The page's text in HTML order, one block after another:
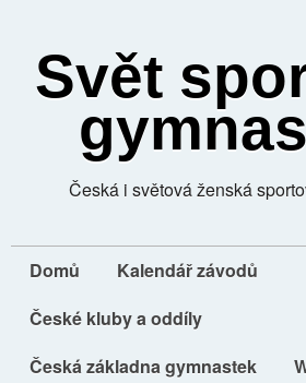
Svět
Česká i světová ženská
Domů
Kalendář závodů
České kluby a oddíly
Česká základna gymnastek